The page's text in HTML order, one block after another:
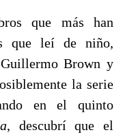
que más han
que leí de niño,
Brown y
la serie
en el quinto
, descubrí que el